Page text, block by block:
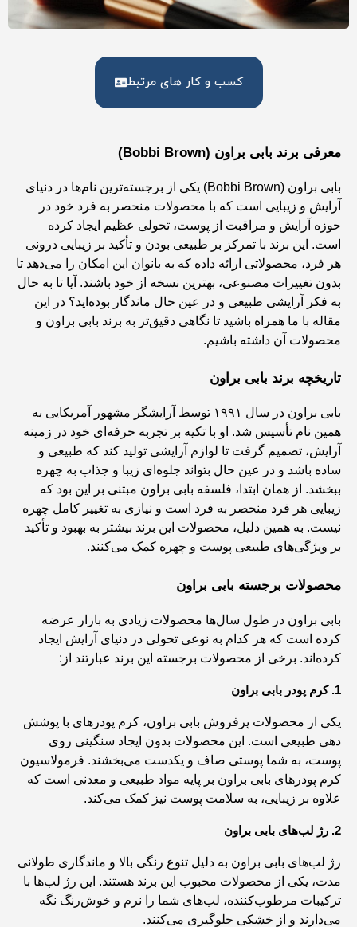
کسب و کار های مرتبط
معرفی برند بابی براون (Bobbi Brown)
بابی براون (Bobbi Brown) یکی از برجسته‌ترین نام‌ها در دنیای
آرایش و زیبایی است که با محصولات منحصر به فرد خود در
حوزه آرایش و مراقبت از پوست، تحولی عظیم ایجاد کرده
است. این برند با تمرکز بر طبیعی بودن و تأکید بر زیبایی درونی
هر فرد، محصولاتی ارائه داده که به بانوان این امکان را می‌دهد تا
بدون تغییرات مصنوعی، بهترین نسخه از خود باشند. آیا تا به حال
به فکر آرایشی طبیعی و در عین حال ماندگار بوده‌اید؟ در این
مقاله با ما همراه باشید تا نگاهی دقیق‌تر به برند بابی براون و
محصولات آن داشته باشیم.
تاریخچه برند بابی براون
بابی براون در سال ۱۹۹۱ توسط آرایشگر مشهور آمریکایی به
همین نام تأسیس شد. او با تکیه بر تجربه حرفه‌ای خود در زمینه
آرایش، تصمیم گرفت تا لوازم آرایشی تولید کند که طبیعی و
ساده باشد و در عین حال بتواند جلوه‌ای زیبا و جذاب به چهره
ببخشد. از همان ابتدا، فلسفه بابی براون مبتنی بر این بود که
زیبایی هر فرد منحصر به فرد است و نیازی به تغییر کامل چهره
نیست. به همین دلیل، محصولات این برند بیشتر به بهبود و تأکید
بر ویژگی‌های طبیعی پوست و چهره کمک می‌کنند.
محصولات برجسته بابی براون
بابی براون در طول سال‌ها محصولات زیادی به بازار عرضه
کرده است که هر کدام به نوعی تحولی در دنیای آرایش ایجاد
کرده‌اند. برخی از محصولات برجسته این برند عبارتند از:
1. کرم پودر بابی براون
یکی از محصولات پرفروش بابی براون، کرم پودرهای با پوشش
دهی طبیعی است. این محصولات بدون ایجاد سنگینی روی
پوست، به شما پوستی صاف و یکدست می‌بخشند. فرمولاسیون
کرم پودرهای بابی براون بر پایه مواد طبیعی و معدنی است که
علاوه بر زیبایی، به سلامت پوست نیز کمک می‌کند.
2. رژ لب‌های بابی براون
رژ لب‌های بابی براون به دلیل تنوع رنگی بالا و ماندگاری طولانی
مدت، یکی از محصولات محبوب این برند هستند. این رژ لب‌ها با
ترکیبات مرطوب‌کننده، لب‌های شما را نرم و خوش‌رنگ نگه
می‌دارند و از خشکی جلوگیری می‌کنند.